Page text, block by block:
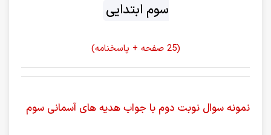
سوم ابتدایی
(25 صفحه + پاسخنامه)
نمونه سوال نوبت دوم با جواب هدیه‌ های آسمانی سوم